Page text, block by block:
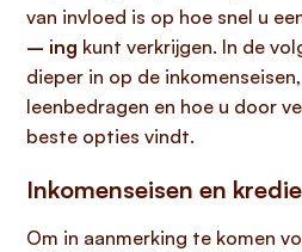
van invloed is op hoe snel u
– ing kunt verkrijgen. In de
dieper in op de
leenbedragen en hoe u door
beste opties vindt.
Inkomenseisen en
Om in aanmerking te komen